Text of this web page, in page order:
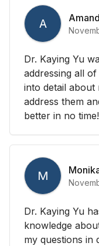
A
Dr. Kaying Yu
addressing all
into detail about
address them
better in no time!
M
Dr. Kaying Yu
knowledge
my questions in